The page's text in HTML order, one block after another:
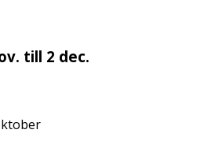
till 2 dec.